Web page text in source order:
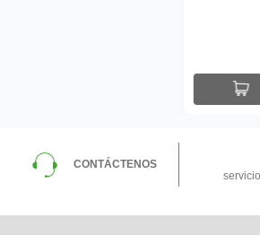
CONTÁCTENOS